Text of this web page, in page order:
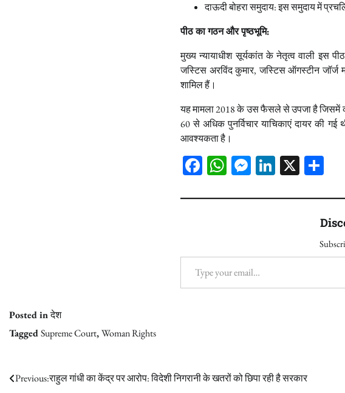
दाऊदी बोहरा समुदाय: इस समुदाय में
पीठ का गठन और पृष्ठभूमि:
मुख्य न्यायाधीश सूर्यकांत के नेतृत्व वाली इस
जस्टिस अरविंद कुमार, जस्टिस ऑगस्टीन जॉर्ज
शामिल हैं।
यह मामला 2018 के उस फैसले से उपजा है जिसमें
60 से अधिक पुनर्विचार याचिकाएं दायर की गई
आवश्यकता है।
Facebook
WhatsApp
Messenger
LinkedIn
X
Type your email…
Posted inदेश
TaggedSupreme Court,Woman Rights
Post
Previous:राहुल गांधी का केंद्र पर आरोप: विदेशी निगरानी के खतरों को छिपा रही है सरकार